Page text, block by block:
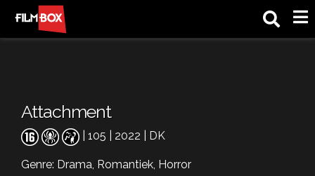
Attachment
| 105 | 2022 | DK
Genre: Drama, Romantiek, Horror